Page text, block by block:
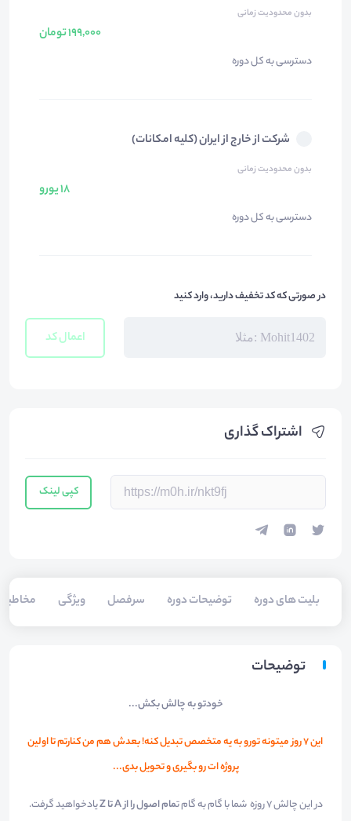
اشتراک گذاری
کپی لینک
بلیت های دوره توضیحات دوره سرفصل ویژگی
بدون محدودیت زمانی
199,000 تومان
دسترسی به کل دوره
شرکت از خارج از ایران (کلیه امکانات)
بدون محدودیت زمانی
18 یورو
دسترسی به کل دوره
در صورتی که کد تخفیف دارید، وارد کنید
اعمال کد
توضیحات
خودتو به چالش بکش...
این 7 روز میتونه تورو به یه متخصص تبدیل کنه! بعدش هم من کنارتم تا اولین
پروژه ات رو بگیری و تحویل بدی...
در این چالش 7 روزه شما با گام به گام ت مام اصول را از A تا Z
یادخواهید گرفت.